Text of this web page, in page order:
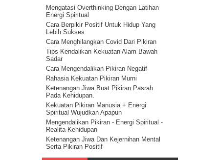
Guru Sejati Sadarkan Manusia Untuk
Melawan Iblis : Cerita Tentang Iblis 5
Cahaya Allah untuk melawan setan : cerita
tentang iblis 4
Ilmu Spiritual Untuk Melawan Iblis : Cerita
Tentang Iblis 3
Cerita Tentang Iblis 2 – Kecerdasan
Spiritual Adalah Musuh Iblis
Cerita Tentang Iblis Bagian 1
Mengatasi Overthinking Dengan Latihan
Energi Spiritual
Cara Berpikir Positif Untuk Hidup Yang
Lebih Sukses
Cara Menghilangkan Covid Dari Pikiran
Tips Kendalikan Kekuatan Alam Bawah
Sadar
Cara Mengendalikan Pikiran Negatif
Rahasia Kekuatan Pikiran Murni
Ketenangan Jiwa Buat Pikiran Pasrah
Pada Kehidupan.
Kekuatan Pikiran Manusia + Energi
Spiritual Wujudkan Apapun
Mengendalikan Pikiran - Energi Spiritual -
Realita Kehidupan
Ketenangan Jiwa Dan Kejernihan Mental
Serta Pikiran Positif
Energi Spiritual Mengendalikan Pikiran Dari